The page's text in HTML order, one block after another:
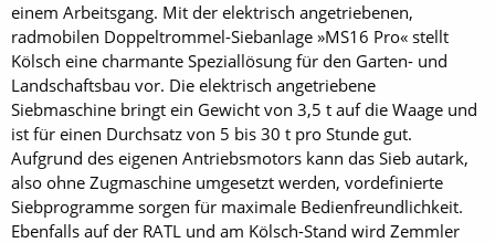
einem Arbeitsgang. Mit der elektrisch angetriebenen,
radmobilen Doppeltrommel-Siebanlage »MS16 Pro« stellt
Kölsch eine charmante Speziallösung für den Garten- und
Landschaftsbau vor. Die elektrisch angetriebene
Siebmaschine bringt ein Gewicht von 3,5 t auf die Waage und
ist für einen Durchsatz von 5 bis 30 t pro Stunde gut.
Aufgrund des eigenen Antriebsmotors kann das Sieb autark,
also ohne Zugmaschine umgesetzt werden, vordefinierte
Siebprogramme sorgen für maximale Bedienfreundlichkeit.
Ebenfalls auf der RATL und am Kölsch-Stand wird Zemmler